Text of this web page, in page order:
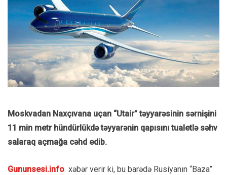
Moskvadan Naxçıvana uçan “Utair” təyyarəsinin sərnişini
11 min metr hündürlükdə təyyarənin qapısını tualetlə səhv
salaraq açmağa cəhd edib.
Gununsesi.info xəbər verir ki, bu barədə Rusiyanın “Baza”